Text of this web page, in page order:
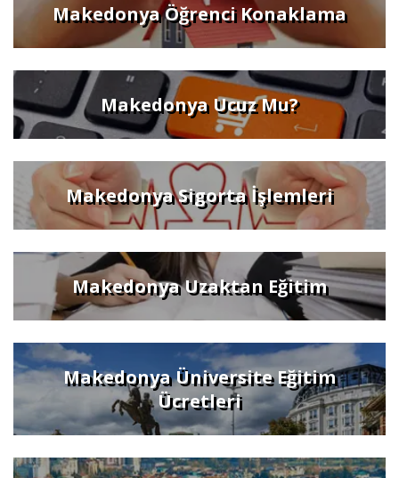
Makedonya Öğrenci Konaklama
Makedonya Ucuz Mu?
Makedonya Sigorta İşlemleri
Makedonya Uzaktan Eğitim
Makedonya Üniversite Eğitim
Ücretleri